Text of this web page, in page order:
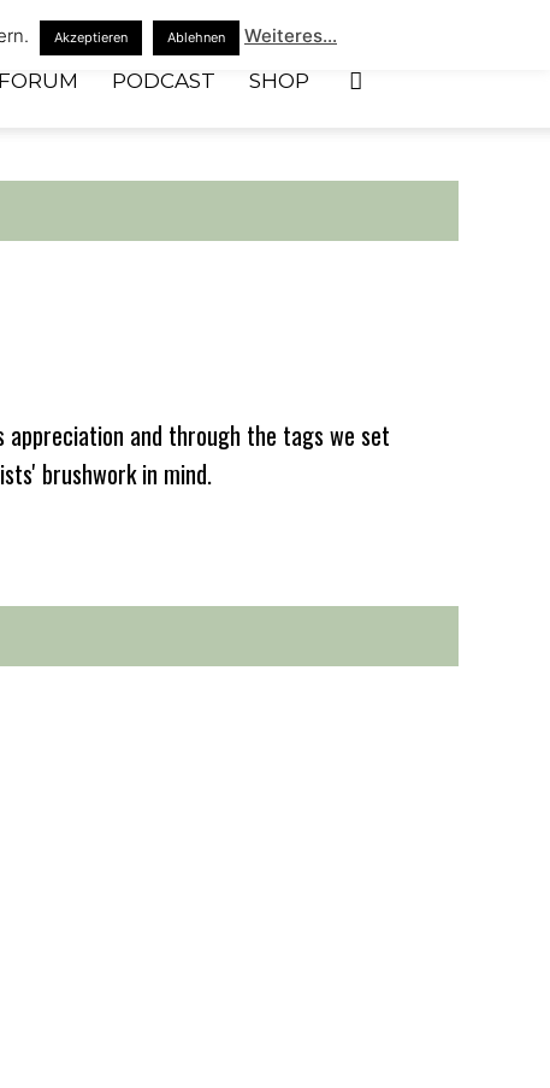
FORUM PODCAST SHOP
appreciation and through the tags we set
brushwork in mind.
Akzeptieren Ablehnen Weiteres...